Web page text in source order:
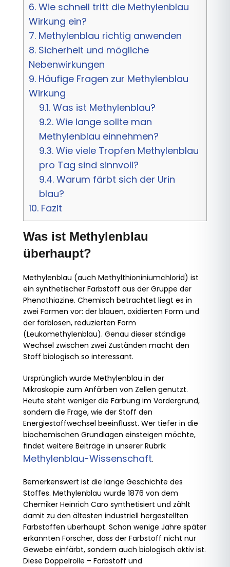
6. Wie schnell tritt die Methylenblau
Wirkung ein?
7. Methylenblau richtig anwenden
8. Sicherheit und mögliche
Nebenwirkungen
9. Häufige Fragen zur Methylenblau
Wirkung
9.1.Was ist Methylenblau?
9.2.Wie lange sollte man
Methylenblau einnehmen?
9.3.Wie viele Tropfen Methylenblau
pro Tag sind sinnvoll?
9.4.Warum färbt sich der Urin
blau?
10. Fazit
Was ist Methylenblau
überhaupt?
Methylenblau (auch Methylthioniniumchlorid) ist
ein synthetischer Farbstoff aus der Gruppe der
Phenothiazine. Chemisch betrachtet liegt es in
zwei Formen vor: der blauen, oxidierten Form und
der farblosen, reduzierten Form
(Leukomethylenblau). Genau dieser ständige
Wechsel zwischen zwei Zuständen macht den
Stoff biologisch so interessant.
Ursprünglich wurde Methylenblau in der
Mikroskopie zum Anfärben von Zellen genutzt.
Heute steht weniger die Färbung im Vordergrund,
sondern die Frage, wie der Stoff den
Energiestoffwechsel beeinflusst. Wer tiefer in die
biochemischen Grundlagen einsteigen möchte,
findet weitere Beiträge in unserer Rubrik
Methylenblau-Wissenschaft.
Bemerkenswert ist die lange Geschichte des
Stoffes. Methylenblau wurde 1876 von dem
Chemiker Heinrich Caro synthetisiert und zählt
damit zu den ältesten industriell hergestellten
Farbstoffen überhaupt. Schon wenige Jahre später
erkannten Forscher, dass der Farbstoff nicht nur
Gewebe einfärbt, sondern auch biologisch aktiv ist.
Diese Doppelrolle – Farbstoff und